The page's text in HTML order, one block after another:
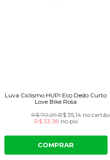
Luva Ciclismo HUPI Eco Dedo Curto
Love Bike Rosa
R$ 70,29R$ 35,14 no cartão
R$ 33,38 no pix
COMPRAR